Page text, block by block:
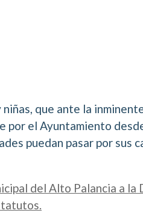
que ante la
por el Ayuntamiento
puedan pasar por sus
del Alto Palancia a la